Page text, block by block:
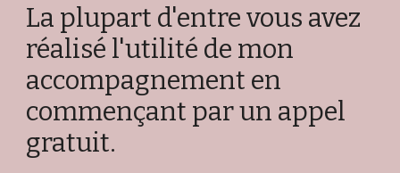
La plupart d'entre vous avez
réalisé l'utilité de mon
accompagnement en
commençant par un appel
gratuit.